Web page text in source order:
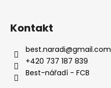
e
a
Kontakt
best.naradi@gmail.com
+420 737 187 839
Best-nářadí - FCB